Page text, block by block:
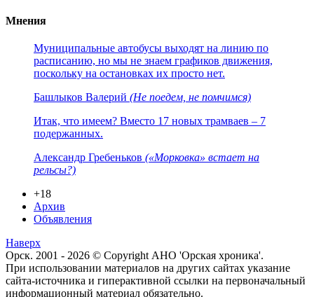
Мнения
Муниципальные автобусы выходят на линию по
расписанию, но мы не знаем графиков движения,
поскольку на остановках их просто нет.
Башлыков Валерий (Не поедем, не помчимся)
Итак, что имеем? Вместо 17 новых трамваев – 7
подержанных.
Александр Гребеньков («Морковка» встает на
рельсы?)
+18
Архив
Объявления
Наверх
Орск. 2001 - 2026 © Copyright АНО 'Орская хроника'.
При использовании материалов на других сайтах указание
сайта-источника и гиперактивной ссылки на первоначальный
информационный материал обязательно.